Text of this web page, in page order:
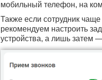
мобильный телефон, на
Также если сотрудник
рекомендуем настроить
устройства, а лишь затем